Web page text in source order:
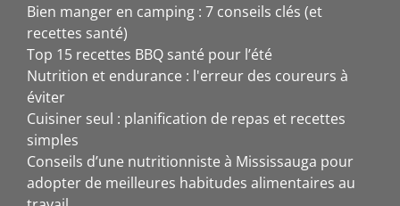
Bien manger en camping : 7 conseils clés (et
recettes santé)
Top 15 recettes BBQ santé pour l’été
Nutrition et endurance : l'erreur des coureurs à
éviter
Cuisiner seul : planification de repas et recettes
simples
Conseils d’une nutritionniste à Mississauga pour
adopter de meilleures habitudes alimentaires au